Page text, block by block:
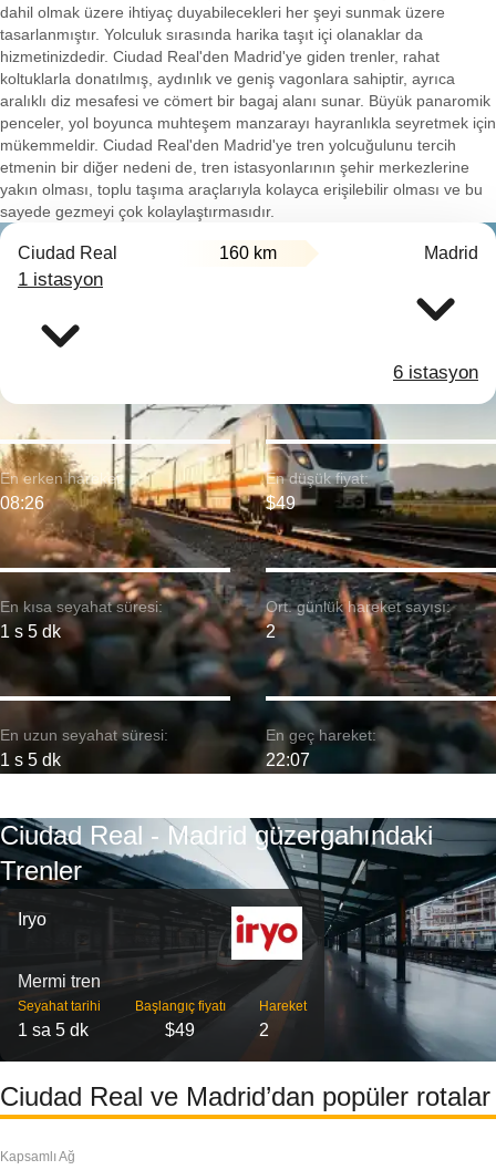
dahil olmak üzere ihtiyaç duyabilecekleri her şeyi sunmak üzere
tasarlanmıştır. Yolculuk sırasında harika taşıt içi olanaklar da
hizmetinizdedir. Ciudad Real'den Madrid'ye giden trenler, rahat
koltuklarla donatılmış, aydınlık ve geniş vagonlara sahiptir, ayrıca
aralıklı diz mesafesi ve cömert bir bagaj alanı sunar. Büyük panaromik
penceler, yol boyunca muhteşem manzarayı hayranlıkla seyretmek için
mükemmeldir. Ciudad Real'den Madrid'ye tren yolcuğulunu tercih
etmenin bir diğer nedeni de, tren istasyonlarının şehir merkezlerine
yakın olması, toplu taşıma araçlarıyla kolayca erişilebilir olması ve bu
sayede gezmeyi çok kolaylaştırmasıdır.
Ciudad Real 160 km Madrid
1 istasyon
6 istasyon
En kısa seyahat süresi:
1 s 5 dk
En erken hareket:
08:26
En uzun seyahat süresi:
1 s 5 dk
En düşük fiyat:
$49
Ort. günlük hareket sayısı:
2
En geç hareket:
22:07
Ciudad Real - Madrid güzergahındaki
Trenler
Iryo
Mermi tren
Seyahat tarihi
1 sa 5 dk
Başlangıç ​​fiyatı
$49
Hareket
2
Ciudad Real ve Madrid’dan popüler rotalar
Kapsamlı Ağ